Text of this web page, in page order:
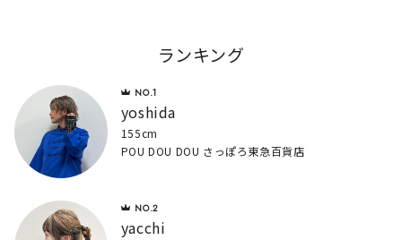
ランキング
yoshida
155cm
POU DOU DOU さっぽろ東急百貨店
yacchi